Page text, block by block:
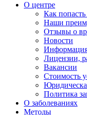
О центре
Как
Наши
Отзывы о
Новости
Лицензии,
Вакансии
Стоимость
Политика
О заболеваниях
Методы